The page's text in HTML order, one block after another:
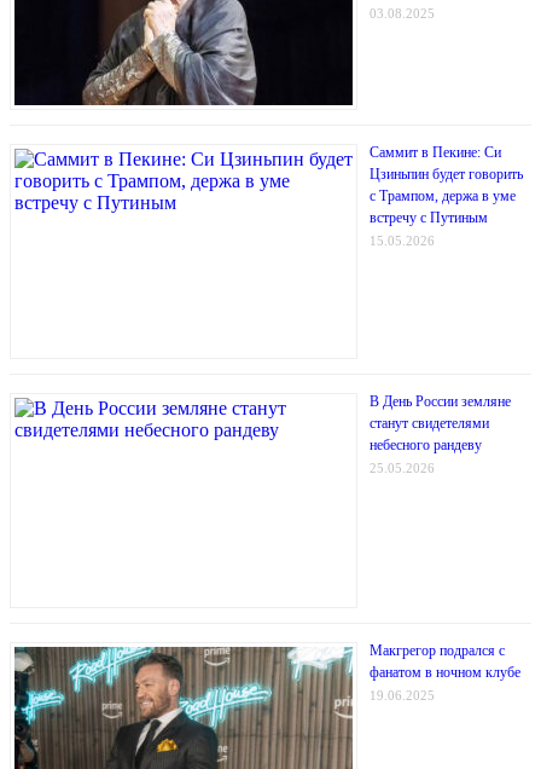
03.08.2025
Саммит в Пекине: Си
Цзиньпин будет говорить
с Трампом, держа в уме
встречу с Путиным
15.05.2026
В День России земляне
станут свидетелями
небесного рандеву
25.05.2026
Макгрегор подрался с
фанатом в ночном клубе
19.06.2025